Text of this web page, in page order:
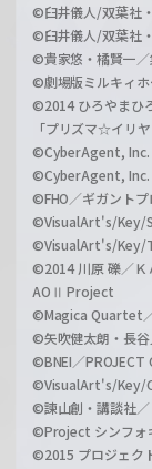
©臼井儀人/双葉社
©臼井儀人/双葉社
©貴家悠・橘賢一／
©劇場版ミルキィ
©2014 ひろやまひ
「プリズマ☆イリ
©CyberAgent, Inc.
©CyberAgent, Inc.
©FHO／ギガントプ
©VisualArt's/Key/
©VisualArt's/Key/
©2014 川原 礫／Ｋ
AOⅡ Project
©Magica Quartet
©矢吹健太朗・長
©BNEI／PROJECT
©VisualArt's/Key/
©諫山創・講談社
©Project シンフォ
©2015 プロジェク